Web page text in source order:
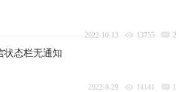
2022-10-13 13755 2
状态栏无通知
2022-9-29 14141 1